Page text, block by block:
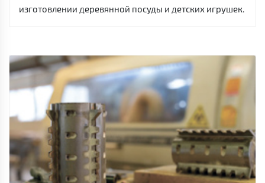
изготовлении деревянной посуды и детских игрушек.